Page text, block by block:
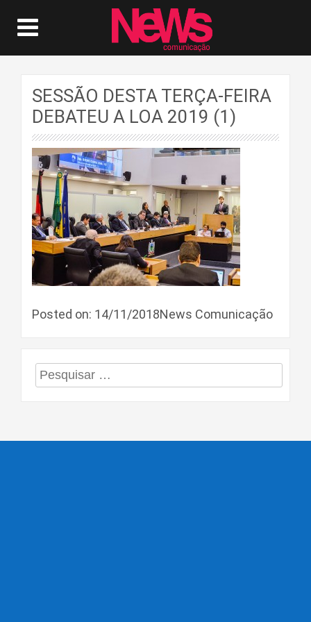
SESSÃO DESTA TERÇA-FEIRA
DEBATEU A LOA 2019 (1)
Posted on: 14/11/2018News Comunicação
Pesquisar
por: